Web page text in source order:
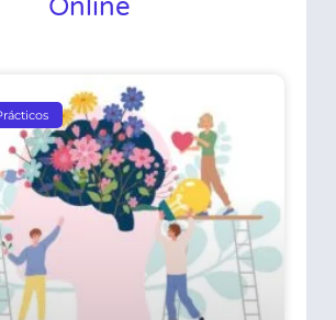
Online